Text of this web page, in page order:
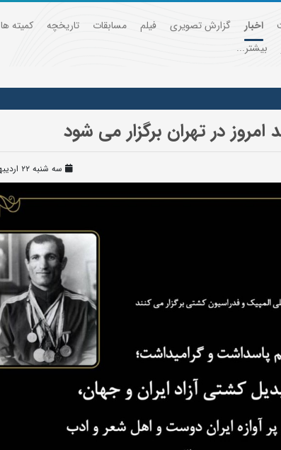
اخبار گزارش تصویری فیلم مسابقات تاریخچه
کمیته ها
بیشتر...
امروز در تهران برگزار می شود
سه شنبه ۲۲ اردیبهشت ۱۴۰۵